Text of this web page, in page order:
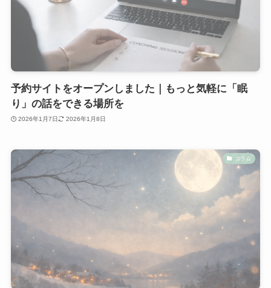
予約サイトをオープンしました｜もっと気軽に「眠
り」の話をできる場所を
2026年1月7日 2026年1月8日
コラム